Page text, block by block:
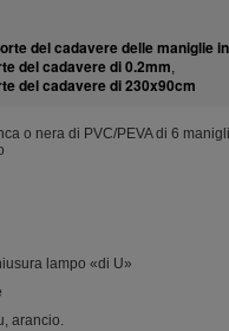
del cadavere delle maniglie
del cadavere di 0.2mm,
del cadavere di 230x90cm
o nera di PVC/PEVA di 6
lampo «di U»
arancio.